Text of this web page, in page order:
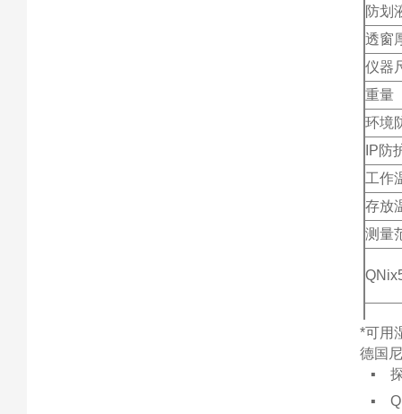
防划
透窗
仪器
重量
环境
IP防
工作
存放
测量
*可用
德国
▪ 探
▪